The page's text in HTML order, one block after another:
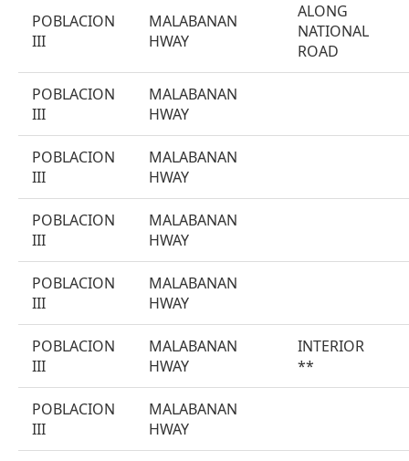
POBLACION
III
MALABANAN
HWAY
ALONG
NATIONAL
ROAD
POBLACION
III
MALABANAN
HWAY
POBLACION
III
MALABANAN
HWAY
POBLACION
III
MALABANAN
HWAY
POBLACION
III
MALABANAN
HWAY
POBLACION
III
MALABANAN
HWAY
INTERIOR
**
POBLACION
III
MALABANAN
HWAY